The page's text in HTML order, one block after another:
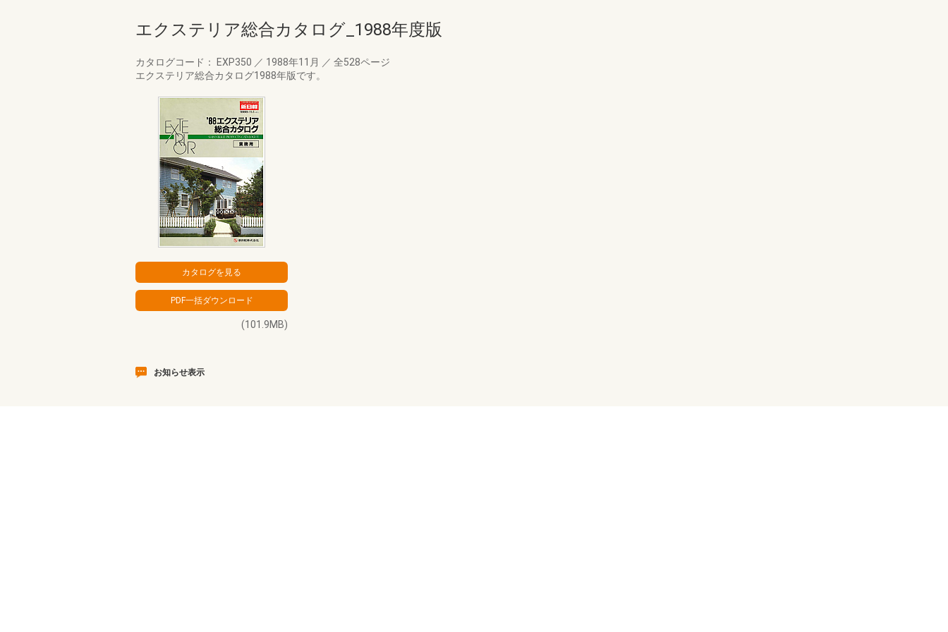
エクステリア総合カタログ_1988年度版
カタログコード： EXP350 ／ 1988年11月 ／ 全528ページ
エクステリア総合カタログ1988年版です。
(101.9MB)
お知らせ表示